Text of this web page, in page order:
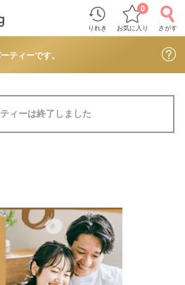
りれき お気に入り
0
さがす
ティーです。
ィーは終了しました